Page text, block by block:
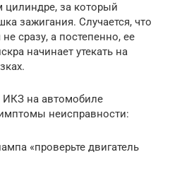
цилиндре, за который
зажигания. Случается, что
сразу, а постепенно, ее
начинает утекать на
ИКЗ на автомобиле
неисправности:
«проверьте двигатель